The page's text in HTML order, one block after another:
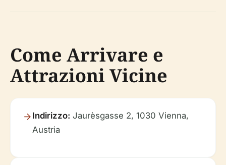
Come Arrivare e
Attrazioni Vicine
Indirizzo: Jaurèsgasse 2, 1030 Vienna,
Austria